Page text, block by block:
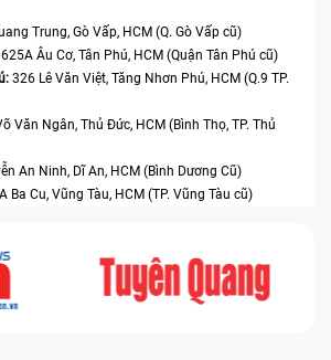
Trung, Gò Vấp, HCM (Q. Gò Vấp cũ)
Âu Cơ, Tân Phú, HCM (Quận Tân Phú cũ)
326 Lê Văn Việt, Tăng Nhơn Phú, HCM (Q.9 TP.
Văn Ngân, Thủ Đức, HCM (Bình Thọ, TP. Thủ
An Ninh, Dĩ An, HCM (Bình Dương Cũ)
Ba Cu, Vũng Tàu, HCM (TP. Vũng Tàu cũ)